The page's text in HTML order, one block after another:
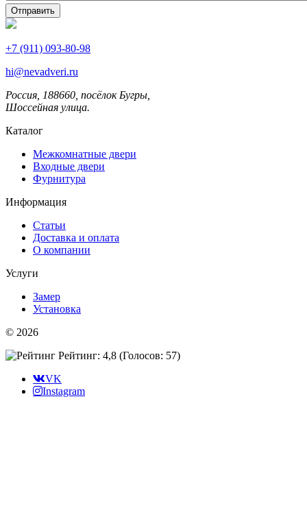
+7 (911) 093-80-98
hi@nevadveri.ru
Россия, 188660, посёлок Бугры,
Шоссейная улица.
Каталог
Межкомнатные двери
Входные двери
Фурнитура
Информация
Статьи
Доставка и оплата
О компании
Услуги
Замер
Установка
© 2026
Рейтинг: 4,8 (Голосов: 57)
VK
Instagram